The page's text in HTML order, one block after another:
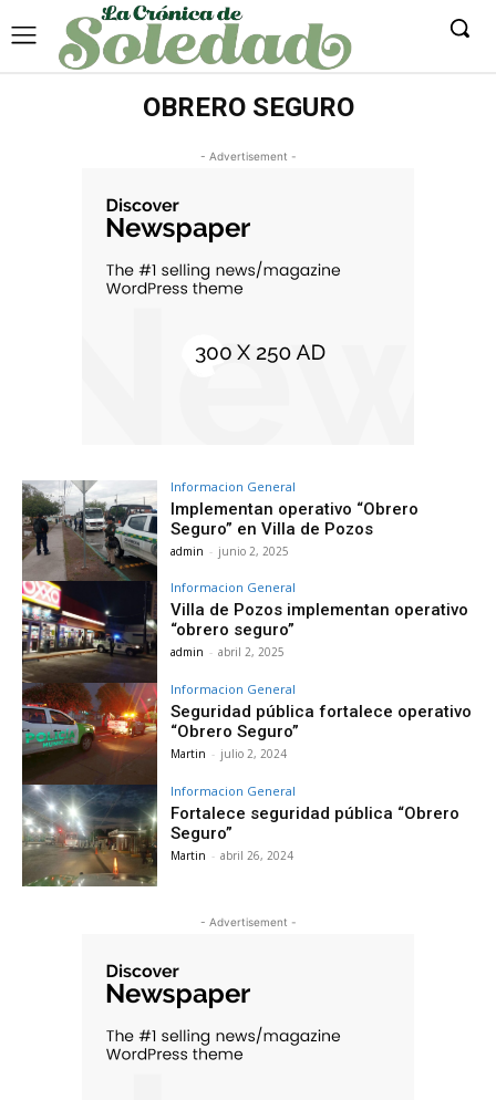
OBRERO SEGURO
- Advertisement -
Informacion General
Implementan operativo “Obrero
Seguro” en Villa de Pozos
admin - junio 2, 2025
Informacion General
Villa de Pozos implementan operativo
“obrero seguro”
admin - abril 2, 2025
Informacion General
Seguridad pública fortalece operativo
“Obrero Seguro”
Martin - julio 2, 2024
Informacion General
Fortalece seguridad pública “Obrero
Seguro”
Martin - abril 26, 2024
- Advertisement -